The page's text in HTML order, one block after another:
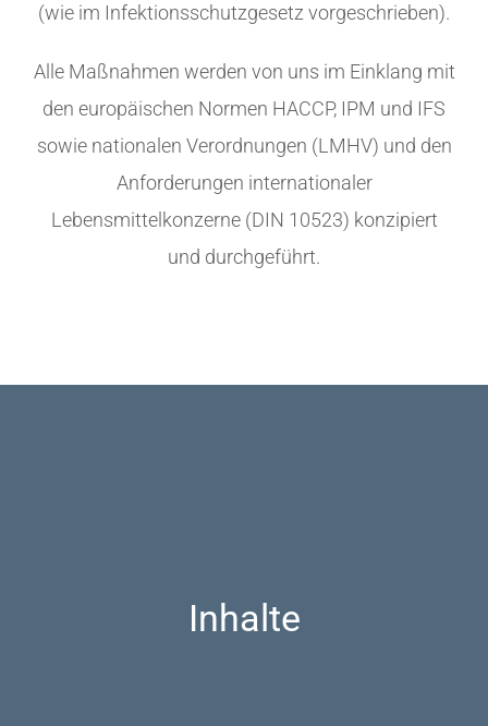
(wie im Infektionsschutzgesetz vorgeschrieben).
Alle Maßnahmen werden von uns im Einklang mit
den europäischen Normen HACCP, IPM und IFS
sowie nationalen Verordnungen (LMHV) und den
Anforderungen internationaler
Lebensmittelkonzerne (DIN 10523) konzipiert
und durchgeführt.
Inhalte